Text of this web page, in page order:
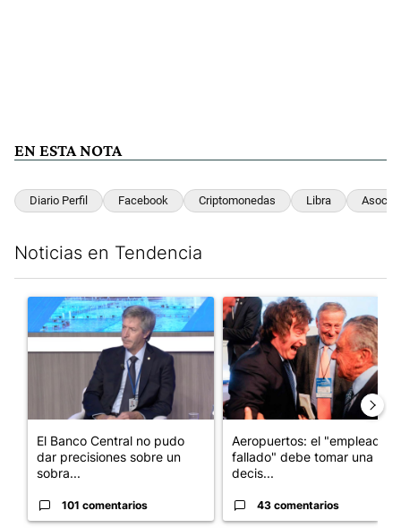
EN ESTA NOTA
Diario Perfil Facebook Criptomonedas Libra
Noticias en Tendencia
Un artículo de tendencia con el título "El Banco Central no
El Banco Central no pudo
dar precisiones sobre un
sobra...
101 comentarios
Un artículo de tendencia con
Aeropuertos: el "empleado
fallado" debe tomar una
decis...
43 comentarios